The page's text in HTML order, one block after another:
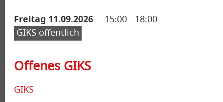
Freitag 11.09.2026 15:00 - 18:00
GIKS öffentlich
Offenes GIKS
GIKS